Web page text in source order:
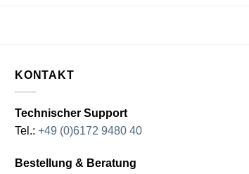
KONTAKT
Technischer Support
Tel.: +49 (0)6172 9480 40
Bestellung & Beratung